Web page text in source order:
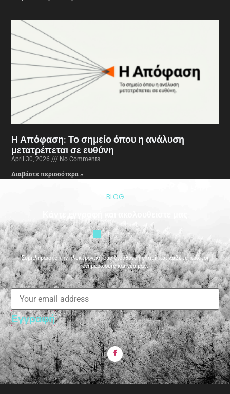
Η Απόφαση: Το σημείο όπου η ανάλυση
μετατρέπεται σε ευθύνη
April 30, 2026 No Comments
Διαβάστε περισσότερα »
BLOG
Συμπληρώστε την ηλεκτρονική σας διεύθυνση e-mail και λάβετε πρώτοι
ενημερώσεις και νέα μας.